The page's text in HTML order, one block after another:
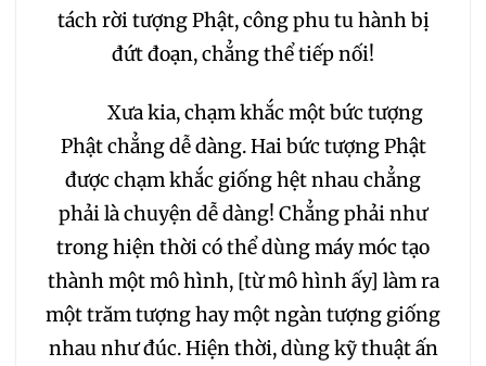
tách rời tượng Phật, công phu tu hành bị
đứt đoạn, chẳng thể tiếp nối!
Xưa kia, chạm khắc một bức tượng
Phật chẳng dễ dàng. Hai bức tượng Phật
được chạm khắc giống hệt nhau chẳng
phải là chuyện dễ dàng! Chẳng phải như
trong hiện thời có thể dùng máy móc tạo
thành một mô hình, [từ mô hình ấy] làm ra
một trăm tượng hay một ngàn tượng giống
nhau như đúc. Hiện thời, dùng kỹ thuật ấn